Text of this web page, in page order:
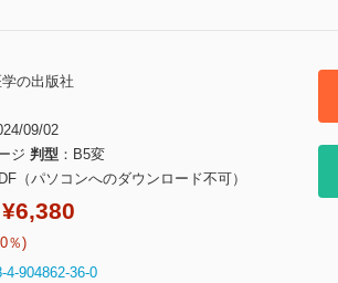
の出版社
09/02
ジ 判型
B5変
（パソコンへのダウンロード不可）
¥6,380
％)
4-904862-36-0